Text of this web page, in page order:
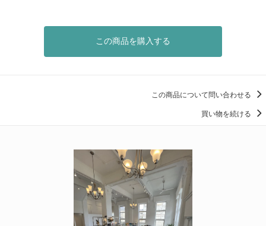
この商品を購入する
この商品について問い合わせる
買い物を続ける